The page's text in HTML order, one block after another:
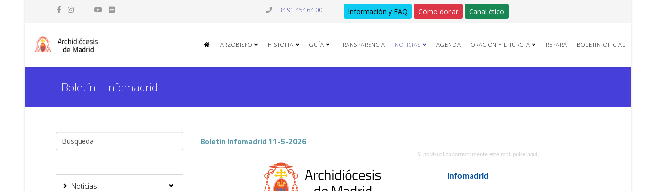
+34 91 454 64 00 Información y FAQ Cómo donar Canal ético
ARZOBISPO HISTORIA GUÍA TRANSPARENCIA NOTICIAS AGENDA ORACIÓN Y LITURGIA REPARA BOLETÍN OFICIAL
Boletín - Infomadrid
Noticias
Boletín Infomadrid 11-5-2026